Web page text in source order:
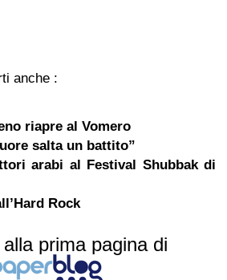
anche :
riapre al Vomero
salta un battito”
arabi al Festival Shubbak di
Rock
prima pagina di